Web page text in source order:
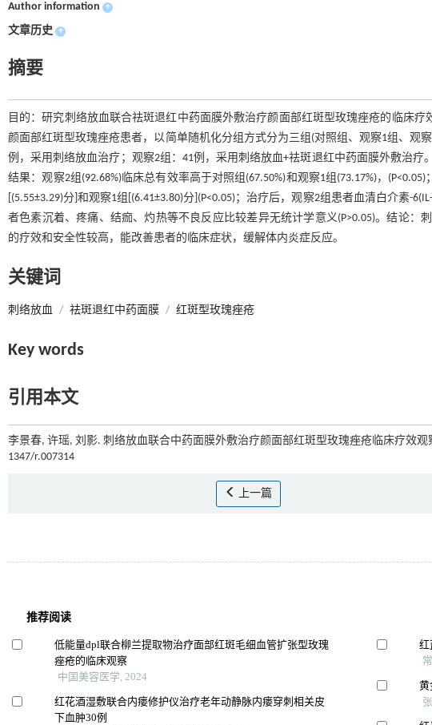
Author information +
文章历史 +
摘要
目的：研究刺络放血联合祛斑退红中药面膜外敷治疗颜面部红斑型玫瑰痤疮的临床疗
颜面部红斑型玫瑰痤疮患者，以简单随机化分组方式分为三组(对照组、观察1组、观
例，采用刺络放血治疗；观察2组：41例，采用刺络放血+祛斑退红中药面膜外敷治疗
结果：观察2组(92.68%)临床总有效率高于对照组(67.50%)和观察1组(73.17%)，
[(5.55±3.29)分]和观察1组[(6.41±3.80)分](P<0.05)；治疗后，观察2组患者血清白介素-
者色素沉着、疼痛、结痂、灼热等不良反应比较差异无统计学意义(P>0.05)。结论
的疗效和安全性较高，能改善患者的临床症状，缓解体内炎症反应。
关键词
刺络放血 / 祛斑退红中药面膜 / 红斑型玫瑰痤疮
Key words
引用本文
李景春, 许瑶, 刘影. 刺络放血联合中药面膜外敷治疗颜面部红斑型玫瑰痤疮临床疗效观
1347/r.007314
上一篇